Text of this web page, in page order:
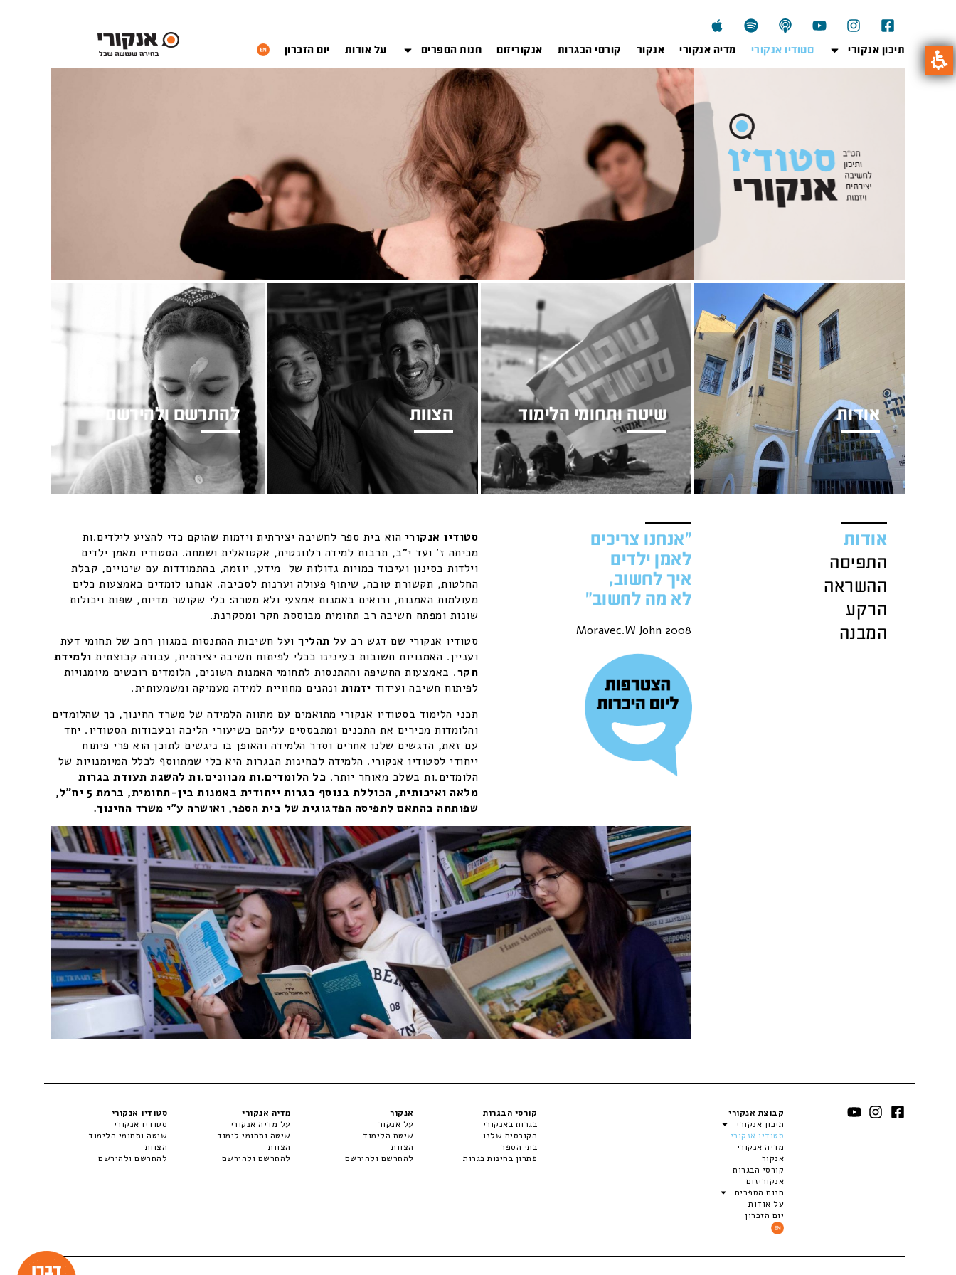
תיכון אנקורי סטודיו אנקורי מדיה אנקורי אנקור קורסי הבגרות אנקוריזום חנות הספרים על אודות יום הזכרון
אודות שיטה ותחומי הלימוד הצוות להתרשם ולהירשם
אודות
התפיסה
ההשראה
הרקע
המבנה
"אנחנו צריכים
לאמן ילדים
איך לחשוב,
לא מה לחשוב"
2008 Moravec.W John
סטודיו אנקורי הוא בית ספר לחשיבה יצירתית ויזמות שהוקם כדי להציע לילדים.ות
מכיתה ז' ועד י"ב, תרבות למידה רלוונטית, אקטואלית ושמחה. הסטודיו מאמן ילדים
וילדות בסינון ועיבוד כמויות גדולות של מידע, יוזמה, בהתמודדות עם שינויים, קבלת
החלטות, תקשורת טובה, שיתוף פעולה וערנות לסביבה. אנחנו לומדים באמצעות כלים
מעולמות האמנות, ורואים באמנות אמצעי ולא מטרה: כלי שקושר מדיות, שפות ויכולות
שונות ומפתח חשיבה רב תחומית מבוססת חקר ומסקרנת.
סטודיו אנקורי שם דגש רב על תהליךועל חשיבות ההתנסות במגוון רחב של תחומי דעת
ועניין. האמנויות חשובות בעינינו ככלי לפיתוח חשיבה יצירתית, עבודה קבוצתית ולמידת
חקר. באמצעות החשיפה וההתנסות לתחומי האמנות השונים, הלומדים רוכשים מיומנויות
לפיתוח חשיבה ועידוד יזמות ונהנים מחוויית למידה מעמיקה ומשמעותית.
תכני הלימוד בסטודיו אנקורי מתואמים עם מתווה הלמידה של משרד החינוך, כך שהלומדים
והלומדות מכירים את התכנים ומתבססים עליהם בשיעורי הליבה ובעבודות הסטודיו. יחד
עם זאת, הדגשים שלנו אחרים וסדר הלמידה והאופן בו ניגשים לתוכן הוא פרי פיתוח
ייחודי לסטודיו אנקורי. הלמידה לבחינות הבגרות היא כלי שמתווסף לכלל המיומנויות של
הלומדים.ות בשלב מאוחר יותר. כל הלומדים.ות מכוונים.ות להשגת תעודת בגרות
מלאה ואיכותית, הכוללת בנוסף בגרות ייחודית באמנות בין-תחומית, ברמת 5 יח"ל,
שפותחה בהתאם לתפיסה הפדגוגית של בית הספר, ואושרה ע"י משרד החינוך.
קבוצת אנקורי
תיכון אנקורי
סטודיו אנקורי
מדיה אנקורי
אנקור
קורסי הבגרות
אנקוריזום
חנות הספרים
על אודות
יום הזכרון
קורסי הבגרות
בגרות באנקורי
הקורסים שלנו
בתי הספר
פתרון בחינות בגרות
אנקור
על אנקור
שיטת הלימוד
הצוות
להתרשם ולהירשם
מדיה אנקורי
על מדיה אנקורי
שיטה ותחומי לימוד
הצוות
להתרשם ולהירשם
סטודיו אנקורי
סטודיו אנקורי
שיטה ותחומי הלימוד
הצוות
להתרשם ולהירשם